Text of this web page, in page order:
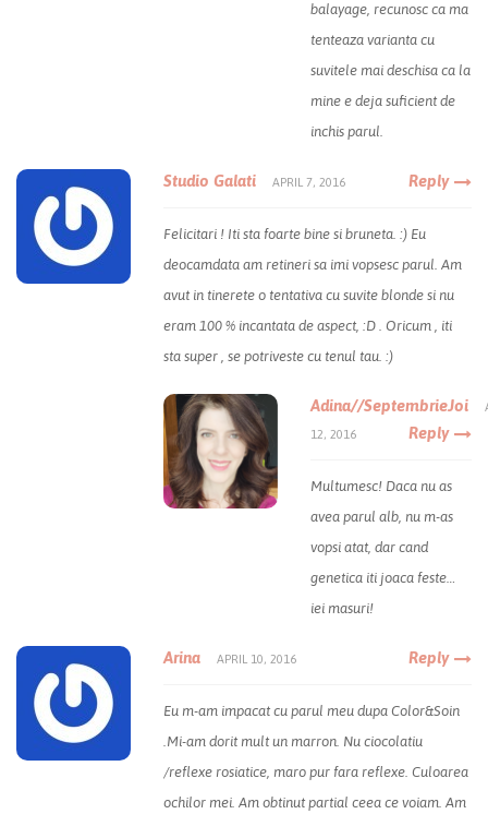
balayage, recunosc ca ma
tenteaza varianta cu
suvitele mai deschisa ca la
mine e deja suficient de
inchis parul.
Studio Galati APRIL 7, 2016 Reply
Felicitari ! Iti sta foarte bine si bruneta. :) Eu
deocamdata am retineri sa imi vopsesc parul. Am
avut in tinerete o tentativa cu suvite blonde si nu
eram 100 % incantata de aspect, :D . Oricum , iti
sta super , se potriveste cu tenul tau. :)
Adina//SeptembrieJoi
12, 2016 Reply
Multumesc! Daca nu as
avea parul alb, nu m-as
vopsi atat, dar cand
genetica iti joaca feste…
iei masuri!
Arina APRIL 10, 2016 Reply
Eu m-am impacat cu parul meu dupa Color&Soin
.Mi-am dorit mult un marron. Nu ciocolatiu
/reflexe rosiatice, maro pur fara reflexe. Culoarea
ochilor mei. Am obtinut partial ceea ce voiam. Am